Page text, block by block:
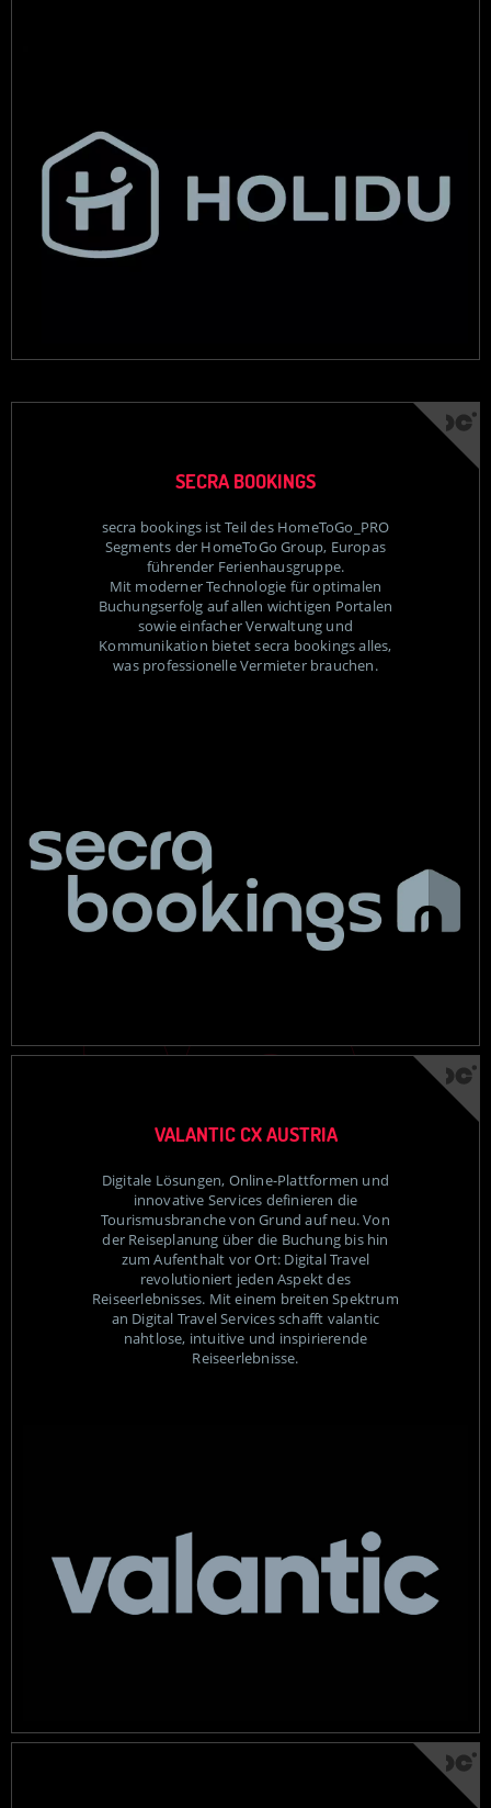
SECRA BOOKINGS
secra bookings ist Teil des HomeToGo_PRO
Segments der HomeToGo Group, Europas
führender Ferienhausgruppe.
Mit moderner Technologie für optimalen
Buchungserfolg auf allen wichtigen Portalen
sowie einfacher Verwaltung und
Kommunikation bietet secra bookings alles,
was professionelle Vermieter brauchen.
VALANTIC CX AUSTRIA
Digitale Lösungen, Online-Plattformen und
innovative Services definieren die
Tourismusbranche von Grund auf neu. Von
der Reiseplanung über die Buchung bis hin
zum Aufenthalt vor Ort: Digital Travel
revolutioniert jeden Aspekt des
Reiseerlebnisses. Mit einem breiten Spektrum
an Digital Travel Services schafft valantic
nahtlose, intuitive und inspirierende
Reiseerlebnisse.